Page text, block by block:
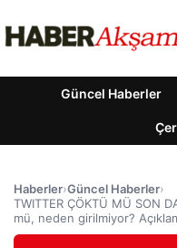
Güncel Haberler
Haberler›Güncel Haberler›
TWITTER ÇÖKTÜ MÜ SON
mü, neden girilmiyor?